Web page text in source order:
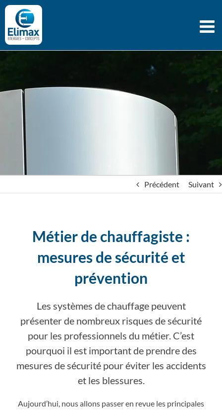
Passer
contenu
Précédent Suivant
Métier de chauffagiste :
mesures de sécurité et
prévention
Les systèmes de chauffage peuvent
présenter de nombreux risques de sécurité
pour les professionnels du métier. C’est
pourquoi il est important de prendre des
mesures de sécurité pour éviter les accidents
et les blessures.
Aujourd’hui, nous allons passer en revue les principales